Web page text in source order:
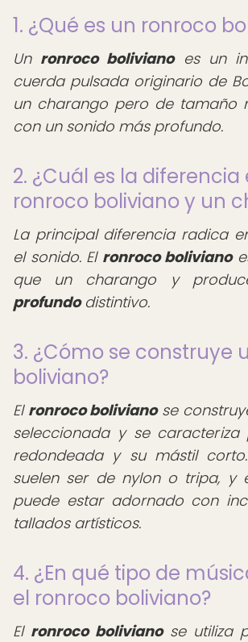
1. ¿Qué es un ronroco
Un ronroco bolivianoes un
cuerda pulsada originario de
un charango pero de tamaño
con un sonido más profundo.
2. ¿Cuál es la
ronroco boliviano y un
La principal diferencia radica
el sonido. El ronroco boliviano
que un charango y
profundodistintivo.
3. ¿Cómo se construye
boliviano?
El ronroco bolivianose
seleccionada y se
redondeada y su mástil
suelen ser de nylon o tripa, y
puede estar adornado con
tallados artísticos.
4. ¿En qué tipo de
el ronroco boliviano?
El ronroco bolivianose utiliza